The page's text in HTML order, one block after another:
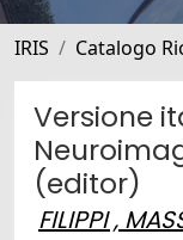
IRIS Catalogo
Versione
(editor)
FILIPPI ,